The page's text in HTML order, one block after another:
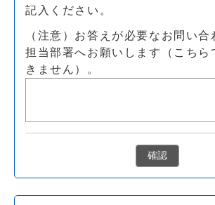
記入ください。
（注意）お答えが必要なお問い
担当部署へお願いします（こちら
きません）。
確認